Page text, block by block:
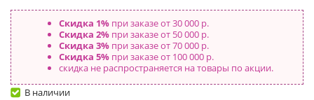
Скидка 1%при заказе от 30 000 р.
Скидка 2%при заказе от 50 000 р.
Скидка 3%при заказе от 70 000 р.
Скидка 5%при заказе от 100 000 р.
скидка не распространяется на товары по акции.
В наличии